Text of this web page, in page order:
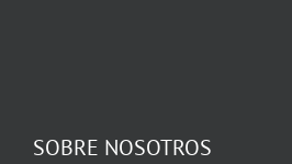
SOBRE NOSOTROS